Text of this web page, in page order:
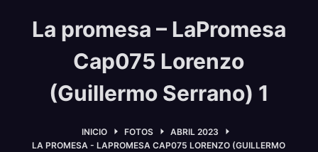
La promesa – LaPromesa
Cap075 Lorenzo
(Guillermo Serrano) 1
INICIO FOTOS
ABRIL 2023
LA PROMESA - LAPROMESA CAP075 LORENZO (GUILLERMO